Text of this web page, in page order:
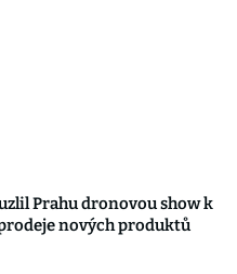
Prahu dronovou show k
nových produktů